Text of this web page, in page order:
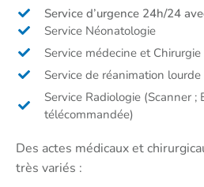
Service d’urgence 24h/24
Service Néonatologie
Service médecine et Chirurgie
Service de réanimation
Service Radiologie (Scanner ;
télécommandée)
Des actes médicaux et
très variés :